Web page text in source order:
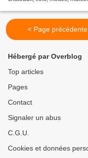
< Page précédente
Hébergé par Overblog
Top articles
Pages
Contact
Signaler un abus
C.G.U.
Cookies et données